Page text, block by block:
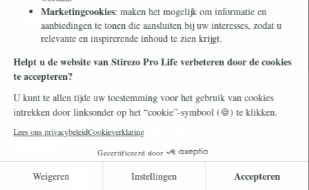
Zelf overschrijven
© 2026 Stichting Civitas Christiana
Cookieverklaring
Privacy